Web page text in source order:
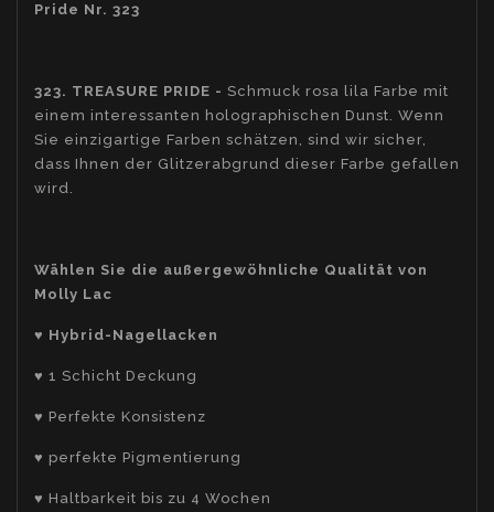
Pride Nr. 323
323. TREASURE PRIDE - Schmuck rosa lila Farbe mit
einem interessanten holographischen Dunst. Wenn
Sie einzigartige Farben schätzen, sind wir sicher,
dass Ihnen der Glitzerabgrund dieser Farbe gefallen
wird.
Wählen Sie die außergewöhnliche Qualität von
Molly Lac
♥ Hybrid-Nagellacken
♥ 1 Schicht Deckung
♥ Perfekte Konsistenz
♥ perfekte Pigmentierung
♥ Haltbarkeit bis zu 4 Wochen